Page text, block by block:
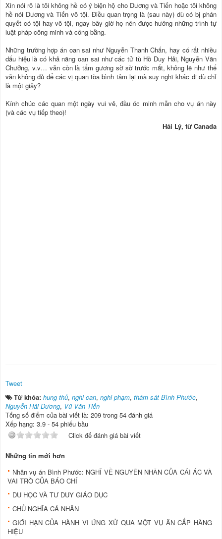
Xin nói rõ là tôi không hề có ý biện hộ cho Dương và Tiến hoặc tôi không
hề nói Dương và Tiến vô tội. Điều quan trọng là (sau này) dù có bị phán
quyết có tội hay vô tội, ngay bây giờ họ nên được hưởng những trình tự
luật pháp công minh và công bằng.
Những trường hợp án oan sai như Nguyễn Thanh Chấn, hay có rất nhiều
dấu hiệu là có khả năng oan sai như các tử tù Hồ Duy Hải, Nguyễn Văn
Chưởng, v.v… vẫn còn là tấm gương sờ sờ trước mắt, không lẽ như thế
vẫn không đủ để các vị quan tòa bình tâm lại mà suy nghĩ khác đi dù chỉ
là một giây?
Kính chúc các quan một ngày vui vẻ, đầu óc minh mẫn cho vụ án này
(và các vụ tiếp theo)!
Hải Lý, từ Canada
Tweet
Từ khóa: hung thủ, nghi can, nghi phạm, thảm sát Bình Phước,
Nguyễn Hải Dương, Vũ Văn Tiến
Tổng số điểm của bài viết là: 209 trong 54 đánh giá
Xếp hạng: 3.9 - 54 phiếu bầu
Click để đánh giá bài viết
Những tin mới hơn
Nhân vụ án Bình Phước: NGHĨ VỀ NGUYÊN NHÂN CỦA CÁI ÁC VÀ
VAI TRÒ CỦA BÁO CHÍ
DU HỌC VÀ TƯ DUY GIÁO DỤC
CHỦ NGHĨA CÁ NHÂN
GIỚI HẠN CỦA HÀNH VI ỨNG XỬ QUA MỘT VỤ ĂN CẮP HÀNG
HIỆU